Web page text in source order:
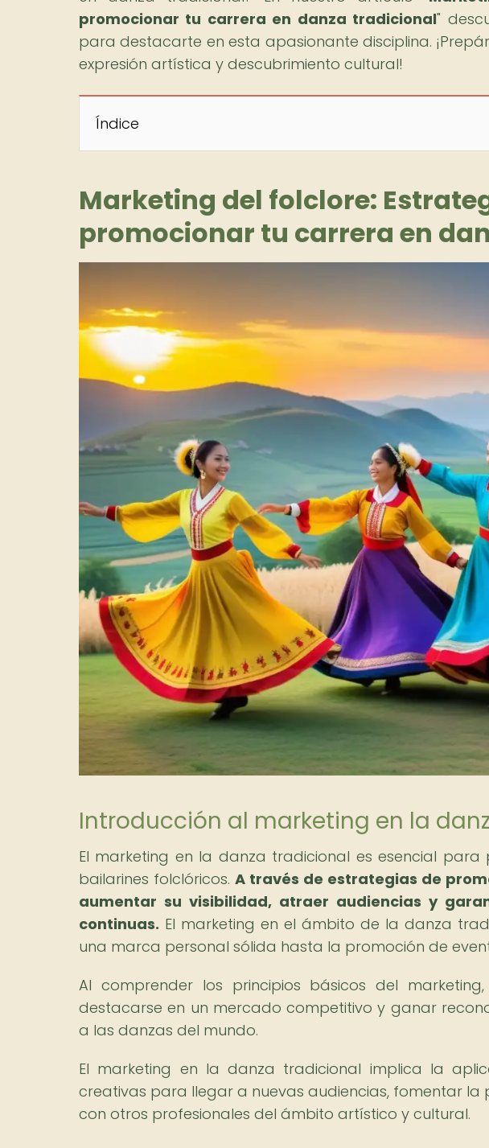
promocionar tu carrera en danza tradicional"
para destacarte en esta apasionante disciplina.
expresión artística y descubrimiento cultural!
Índice
Marketing del folclore:
promocionar tu carrera en
Introducción al marketing en la
El marketing en la danza tradicional es esencial
bailarines folclóricos. A través de estrategias de
aumentar su visibilidad, atraer audiencias y
continuas. El marketing en el ámbito de la danza
una marca personal sólida hasta la promoción de
Al comprender los principios básicos del
destacarse en un mercado competitivo y ganar
a las danzas del mundo.
El marketing en la danza tradicional implica la
creativas para llegar a nuevas audiencias, fomentar
con otros profesionales del ámbito artístico y cultural.